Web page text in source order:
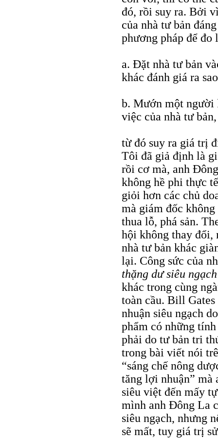
đó, rồi suy ra. Bởi
của nhà tư bản
phương pháp để
a. Đặt nhà tư bản
khác đánh giá ra sao
b. Mướn một người
việc của nhà tư
từ đó suy ra giá trị
Tôi đã giả định là
rồi cơ mà, anh
không hề phi thực
giỏi hơn các chủ
mà giám đốc
thua lỗ, phá sản.
hội không thay đổi,
nhà tư bản khác
lại. Công sức của
thặng dư siêu ngạch
khác trong cùng
toàn cầu. Bill
nhuận siêu ngạch
phẩm có những
phải do tư bản tri
trong bài viết nói
“sáng chế nông
tăng lợi nhuận” mà
siêu việt đến mấy
mình anh Đông La
siêu ngạch, nhưng
sẽ mất, tuy giá trị